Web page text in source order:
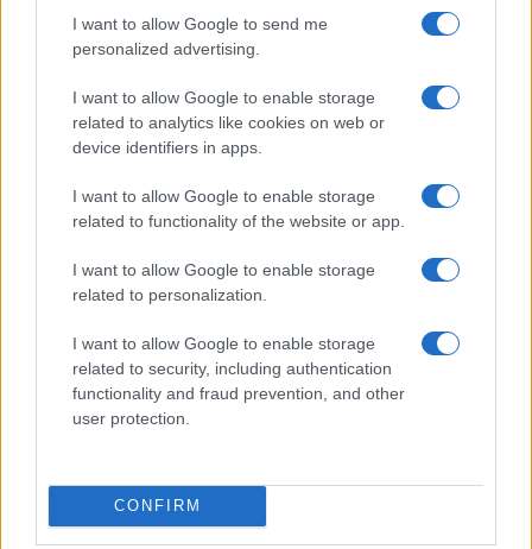
I want to allow Google to send me
personalized advertising.
I want to allow Google to enable storage
related to analytics like cookies on web or
device identifiers in apps.
I want to allow Google to enable storage
related to functionality of the website or app.
I want to allow Google to enable storage
related to personalization.
I want to allow Google to enable storage
related to security, including authentication
functionality and fraud prevention, and other
user protection.
CONFIRM
Continua a leggere
MONEY
Come scegliere un conto business efficiente: fee,
Andrea Innocenti · 3 Ago 2026